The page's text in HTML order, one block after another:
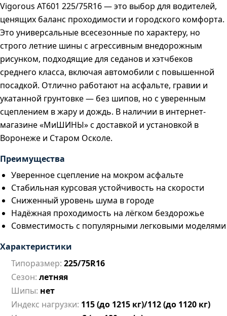
Vigorous AT601 225/75R16 — это выбор для водителей,
ценящих баланс проходимости и городского комфорта.
Это универсальные всесезонные по характеру, но
строго летние шины с агрессивным внедорожным
рисунком, подходящие для седанов и хэтчбеков
среднего класса, включая автомобили с повышенной
посадкой. Отлично работают на асфальте, гравии и
укатанной грунтовке — без шипов, но с уверенным
сцеплением в жару и дождь. В наличии в интернет-
магазине «МиШИНЫ» с доставкой и установкой в
Воронеже и Старом Осколе.
Преимущества
Уверенное сцепление на мокром асфальте
Стабильная курсовая устойчивость на скорости
Сниженный уровень шума в городе
Надёжная проходимость на лёгком бездорожье
Совместимость с популярными легковыми моделями
Характеристики
Типоразмер: 225/75R16
Сезон: летняя
Шипы: нет
Индекс нагрузки: 115 (до 1215 кг)/112 (до 1120 кг)